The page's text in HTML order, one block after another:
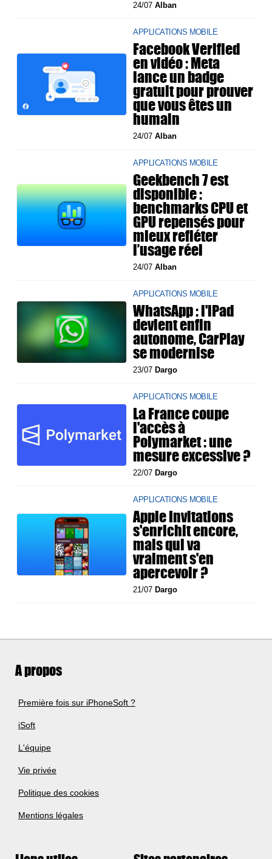
24/07Alban
APPLICATIONS MOBILE
Facebook Verified
en vidéo : Meta
lance un badge
gratuit pour prouver
que vous êtes un
humain
24/07Alban
APPLICATIONS MOBILE
Geekbench 7 est
disponible :
benchmarks CPU et
GPU repensés pour
mieux refléter
l’usage réel
24/07Alban
APPLICATIONS MOBILE
WhatsApp : l'iPad
devient enfin
autonome, CarPlay
se modernise
23/07 Dargo
APPLICATIONS MOBILE
La France coupe
l'accès à
Polymarket : une
mesure excessive ?
22/07 Dargo
APPLICATIONS MOBILE
Apple Invitations
s'enrichit encore,
mais qui va
vraiment s'en
apercevoir ?
21/07 Dargo
A propos
Première fois sur iPhoneSoft ?
iSoft
L'équipe
Vie privée
Politique des cookies
Mentions légales